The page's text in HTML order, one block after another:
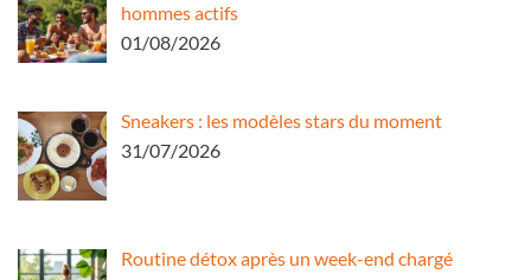
hommes actifs
01/08/2026
Sneakers : les modèles stars du moment
31/07/2026
Routine détox après un week-end chargé